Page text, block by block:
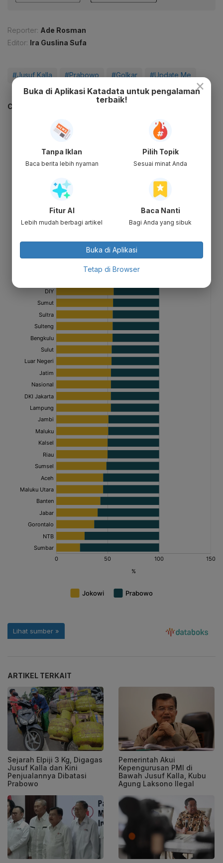
Reporter: Ade Rosman
Editor: Ira Guslina Sufa
#Jusuf Kalla #Prabowo #Golkar #Update Me
CEK JUGA DATA INI
ARTIKEL TERKAIT
Sejarah Elpiji 3 Kg, Digagas
Jusuf Kalla dan Kini
Penjualannya Dibatasi
Prabowo
Pemerintah Akui
Kepengurusan PMI di
Bawah Jusuf Kalla, Kubu
Agung Laksono Ilegal
×
Buka di Aplikasi Katadata untuk pengalaman
terbaik!
Tanpa Iklan
Baca berita lebih nyaman
Pilih Topik
Sesuai minat Anda
Fitur AI
Lebih mudah berbagi artikel
Baca Nanti
Bagi Anda yang sibuk
Buka di Aplikasi
Tetap di Browser